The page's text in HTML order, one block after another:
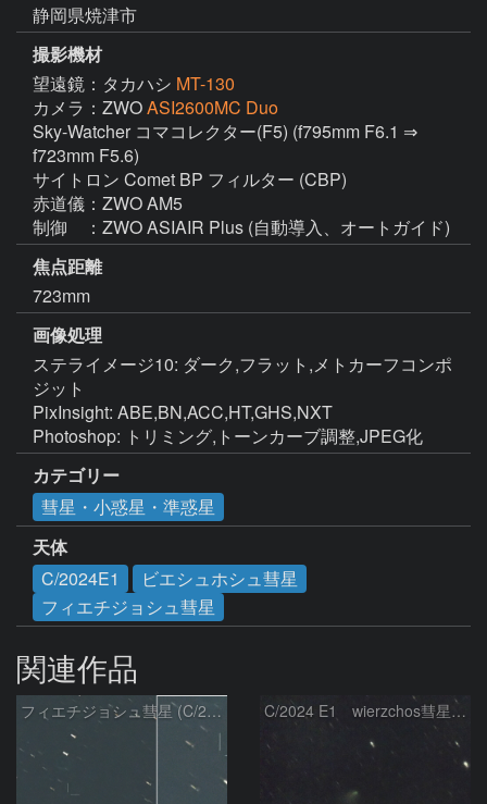
静岡県焼津市
撮影機材
望遠鏡：タカハシ MT-130
カメラ：ZWOASI2600MC Duo
Sky-Watcher コマコレクター(F5) (f795mm F6.1 ⇒
f723mm F5.6)
サイトロン Comet BP フィルター (CBP)
赤道儀：ZWO AM5
制御　：ZWO ASIAIR Plus (自動導入、オートガイド)
焦点距離
723mm
画像処理
ステライメージ10: ダーク,フラット,メトカーフコンポ
ジット
PixInsight: ABE,BN,ACC,HT,GHS,NXT
Photoshop: トリミング,トーンカーブ調整,JPEG化
カテゴリー
彗星・小惑星・準惑星
天体
C/2024E1
ビエシュホシュ彗星
フィエチジョシュ彗星
関連作品
フィエチジョシュ彗星 (C/2024E1)：2026/04/02 C/2024 E1 wierzchos彗星（3/22）